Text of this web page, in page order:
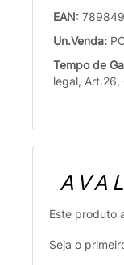
EAN:
Un.Venda:
Tempo de
legal, Art.26,
Este produto
Seja o